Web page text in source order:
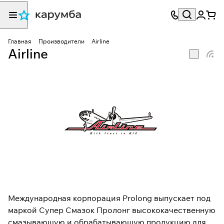
Главная Производители Airline
Airline
Международная корпорация Prolong выпускает под
маркой Супер Смазок Пролонг высококачественную
смазывающую и обрабатывающую продукцию для